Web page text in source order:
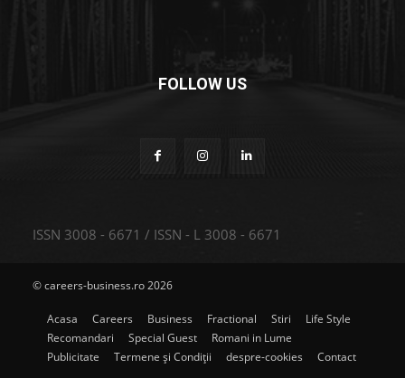
FOLLOW US
ISSN 3008 - 6671 / ISSN - L 3008 - 6671
© careers-business.ro 2026
Acasa Careers Business Fractional Stiri
Life Style
Recomandari
Special Guest
Romani in Lume
Publicitate
Termene și Condiții despre-cookies Contact